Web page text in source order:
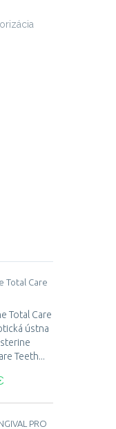
Total Care
Total Care
ústna
Teeth...
PRO